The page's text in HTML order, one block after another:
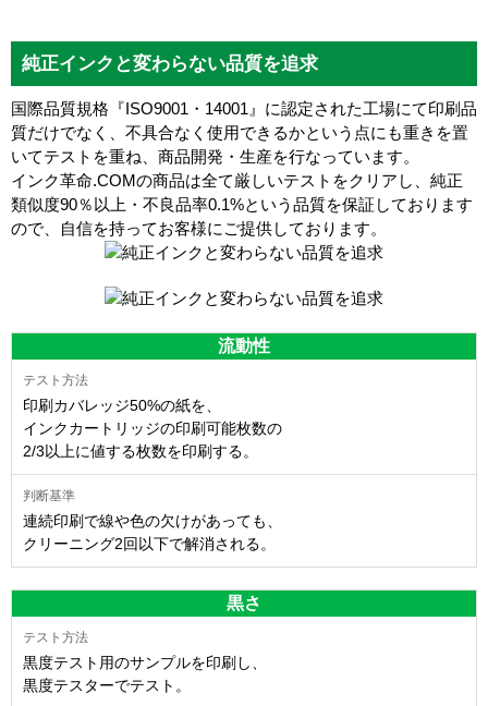
純正インクと変わらない品質を追求
国際品質規格『ISO9001・14001』に認定された工場にて印刷品
質だけでなく、不具合なく使用できるかという点にも重きを置
いてテストを重ね、商品開発・生産を行なっています。
インク革命.COMの商品は全て厳しいテストをクリアし、 純正
類似度90％以上・不良品率0.1%という品質を保証しております
ので、自信を持ってお客様にご提供しております。
流動性
印刷カバレッジ50%の紙を、
インクカートリッジの印刷可能枚数の
2/3以上に値する枚数を印刷する。
連続印刷で線や色の欠けがあっても、
クリーニング2回以下で解消される。
黒さ
黒度テスト用のサンプルを印刷し、
黒度テスターでテスト。